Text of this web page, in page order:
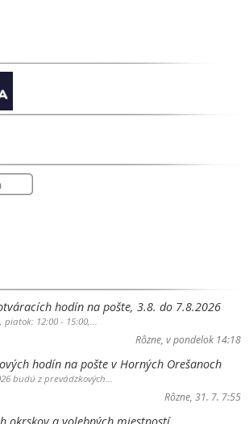
hodín na pošte, 3.8. do 7.8.2026
12:00 - 15:00,...
Rôzne, v pondelok 14:18
hodín na pošte v Horných Orešanoch
budú z prevádzkových...
Rôzne, 31. 7. 7:55